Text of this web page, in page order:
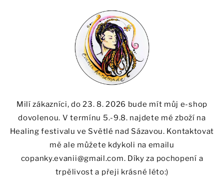
Milí zákazníci, do 23. 8. 2026 bude mít můj e-shop
dovolenou. V termínu 5.-9.8. najdete mé zboží na
Healing festivalu ve Světlé nad Sázavou. Kontaktovat
mě ale můžete kdykoli na emailu
copanky.evanii@gmail.com. Díky za pochopení a
trpělivost a přeji krásné léto:)